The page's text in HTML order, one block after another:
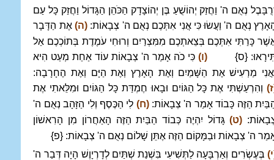
נְאֻם ה' וַחֲזַק יְהוֹשֻׁעַ בֶּן יְהוֹצָדָק הַכֹּהֵן הַגָּדוֹל וַחֲזַק כָּל עַם
נְאֻם ה' וַעֲשׂוּ כִּי אֲנִי אִתְּכֶם נְאֻם ה' צְבָאוֹת: (ה) אֶת הַדָּבָר
כָּרַתִּי אִתְּכֶם בְּצֵאתְכֶם מִמִּצְרַיִם וְרוּחִי עֹמֶדֶת בְּתוֹכְכֶם אַל
{ס} (ו) כִּי כֹה אָמַר ה' צְבָאוֹת עוֹד אַחַת מְעַט הִיא
מַרְעִישׁ אֶת הַשָּׁמַיִם וְאֶת הָאָרֶץ וְאֶת הַיָּם וְאֶת הֶחָרָבָה:
וְהִרְעַשְׁתִּי אֶת כָּל הַגּוֹיִם וּבָאוּ חֶמְדַּת כָּל הַגּוֹיִם וּמִלֵּאתִי אֶת
הַזֶּה כָּבוֹד אָמַר ה' צְבָאוֹת:(ח) לִי הַכֶּסֶף וְלִי הַזָּהָב נְאֻם ה'
(ט) גָּדוֹל יִהְיֶה כְּבוֹד הַבַּיִת הַזֶּה הָאַחֲרוֹן מִן הָרִאשׁוֹן
ה' צְבָאוֹת וּבַמָּקוֹם הַזֶּה אֶתֵּן שָׁלוֹם נְאֻם ה' צְבָאוֹת: {פ}
בְּעֶשְׂרִים וְאַרְבָּעָה לַתְּשִׁיעִי בִּשְׁנַת שְׁתַּיִם לְדָרְיָוֶשׁ הָיָה דְּבַר ה'